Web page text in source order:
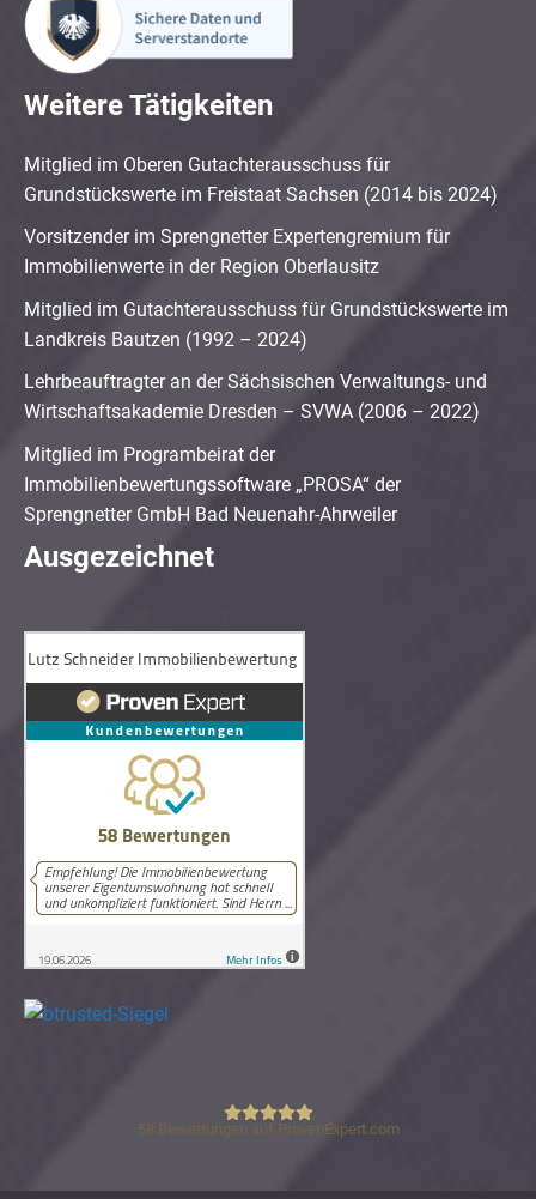
Weitere Tätigkeiten
Mitglied im Oberen Gutachterausschuss für
Grundstückswerte im Freistaat Sachsen (2014 bis 2024)
Vorsitzender im Sprengnetter Expertengremium für
Immobilienwerte in der Region Oberlausitz
Mitglied im Gutachterausschuss für Grundstückswerte im
Landkreis Bautzen (1992 – 2024)
Lehrbeauftragter an der Sächsischen Verwaltungs- und
Wirtschaftsakademie Dresden – SVWA (2006 – 2022)
Mitglied im Programbeirat der
Immobilienbewertungssoftware „PROSA“ der
Sprengnetter GmbH Bad Neuenahr-Ahrweiler
Ausgezeichnet
Lutz Schneider Immobilienbewertung
58 Bewertungen auf ProvenExpert.com